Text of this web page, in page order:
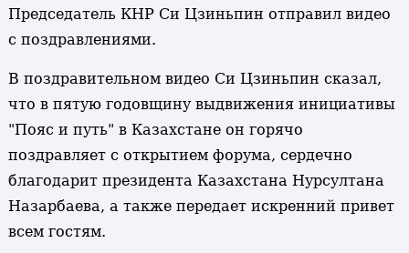
Председатель КНР Си Цзиньпин отправил видео
с поздравлениями.
В поздравительном видео Си Цзиньпин сказал,
что в пятую годовщину выдвижения инициативы
"Пояс и путь" в Казахстане он горячо
поздравляет с открытием форума, сердечно
благодарит президента Казахстана Нурсултана
Назарбаева, а также передает искренний привет
всем гостям.